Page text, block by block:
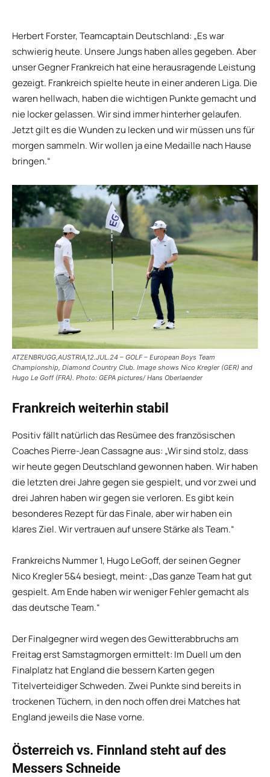
Herbert Forster, Teamcaptain Deutschland: „Es war
schwierig heute. Unsere Jungs haben alles gegeben. Aber
unser Gegner Frankreich hat eine herausragende Leistung
gezeigt. Frankreich spielte heute in einer anderen Liga. Die
waren hellwach, haben die wichtigen Punkte gemacht und
nie locker gelassen. Wir sind immer hinterher gelaufen.
Jetzt gilt es die Wunden zu lecken und wir müssen uns für
morgen sammeln. Wir wollen ja eine Medaille nach Hause
bringen.“
ATZENBRUGG,AUSTRIA,12.JUL.24 – GOLF – European Boys Team
Championship, Diamond Country Club. Image shows Nico Kregler (GER) and
Hugo Le Goff (FRA). Photo: GEPA pictures/ Hans Oberlaender
Frankreich weiterhin stabil
Positiv fällt natürlich das Resümee des französischen
Coaches Pierre-Jean Cassagne aus: „Wir sind stolz, dass
wir heute gegen Deutschland gewonnen haben. Wir haben
die letzten drei Jahre gegen sie gespielt, und vor zwei und
drei Jahren haben wir gegen sie verloren. Es gibt kein
besonderes Rezept für das Finale, aber wir haben ein
klares Ziel. Wir vertrauen auf unsere Stärke als Team.“
Frankreichs Nummer 1, Hugo LeGoff, der seinen Gegner
Nico Kregler 5&4 besiegt, meint: „Das ganze Team hat gut
gespielt. Am Ende haben wir weniger Fehler gemacht als
das deutsche Team.“
Der Finalgegner wird wegen des Gewitterabbruchs am
Freitag erst Samstagmorgen ermittelt: Im Duell um den
Finalplatz hat England die bessern Karten gegen
Titelverteidiger Schweden. Zwei Punkte sind bereits in
trockenen Tüchern, in den noch offen drei Matches hat
England jeweils die Nase vorne.
Österreich vs. Finnland steht auf des
Messers Schneide